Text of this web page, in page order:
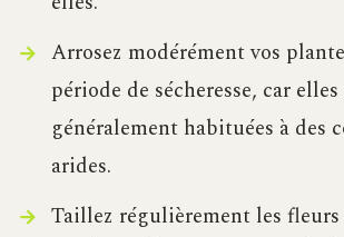
Arrosez modérément vos
période de sécheresse, car
généralement habituées à des
arides.
Taillez régulièrement les fleurs